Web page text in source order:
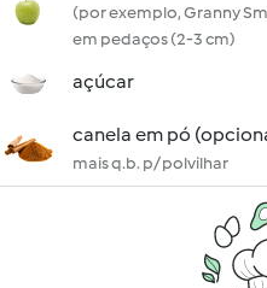
(por exemplo, Granny
em pedaços (2-3 cm)
açúcar
canela em pó
mais q.b. p/ polvilhar